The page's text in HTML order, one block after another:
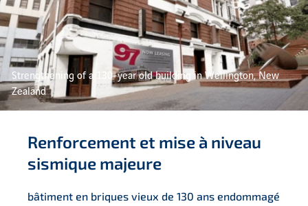
Renforcement et mise à niveau
sismique majeure
bâtiment en briques vieux de 130 ans endommagé
Strengthening of a 130-year old building in Wellington, New
Zealand